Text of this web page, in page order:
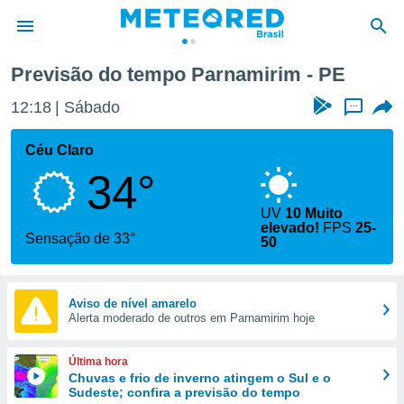
da
fornecidas
a este
das
e
forma
digital
Previsão do tempo Parnamirim - PE
12:18 Sábado ...
Céu Claro
34°
Sensação de 33°
UV 10 Muito
elevado! FPS25-
50
Aviso de nível amarelo
Alerta moderado de outros em Parnamirim hoje
Última hora
Chuvas e frio de inverno atingem o Sul e o
Sudeste; confira a previsão do tempo